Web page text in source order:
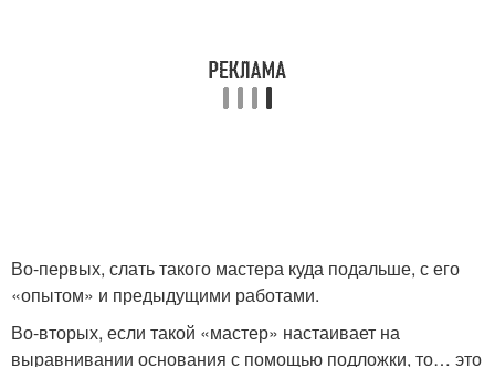
Во-первых, слать такого мастера куда подальше, с его
«опытом» и предыдущими работами.
Во-вторых, если такой «мастер» настаивает на
выравнивании основания с помощью подложки, то… это